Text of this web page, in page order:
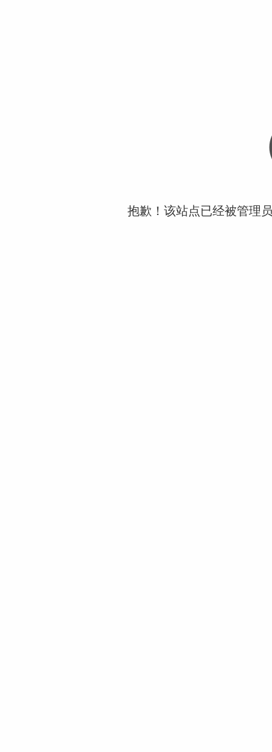
抱歉！该站点已经被管理